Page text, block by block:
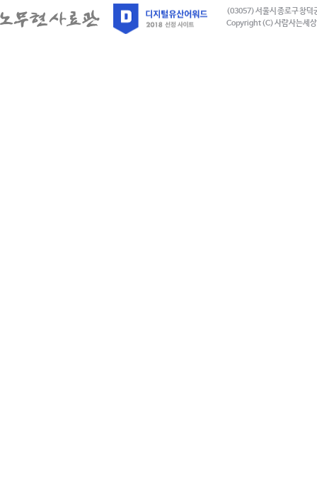
(03057) 서울시 종로구 창덕
Copyright (C) 사람사는세